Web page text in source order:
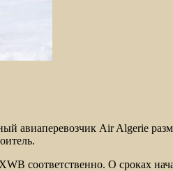
Air Algerie
соответственно. О сроках